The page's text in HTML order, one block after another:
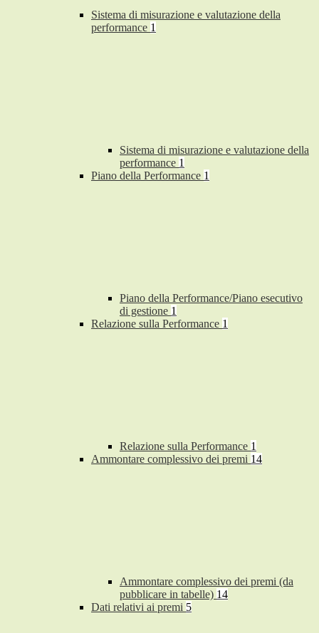
Sistema di misurazione e valutazione della
performance 1
Sistema di misurazione e valutazione della
performance 1
Piano della Performance 1
Piano della Performance/Piano esecutivo
di gestione 1
Relazione sulla Performance 1
Relazione sulla Performance 1
Ammontare complessivo dei premi 14
Ammontare complessivo dei premi (da
pubblicare in tabelle) 14
Dati relativi ai premi 5